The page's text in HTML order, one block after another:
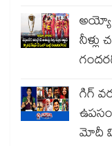
అయ్యో
నీళ్లు
గిగ్
మోదీ